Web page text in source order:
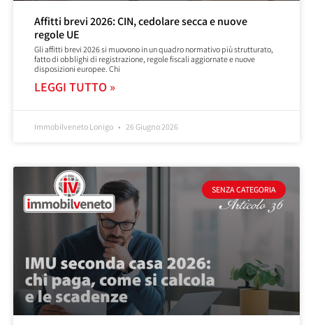
Affitti brevi 2026: CIN, cedolare secca e nuove
regole UE
Gli affitti brevi 2026 si muovono in un quadro normativo più strutturato,
fatto di obblighi di registrazione, regole fiscali aggiornate e nuove
disposizioni europee. Chi
LEGGI TUTTO »
Immobilveneto Lonigo 26 Giugno 2026
SENZA CATEGORIA